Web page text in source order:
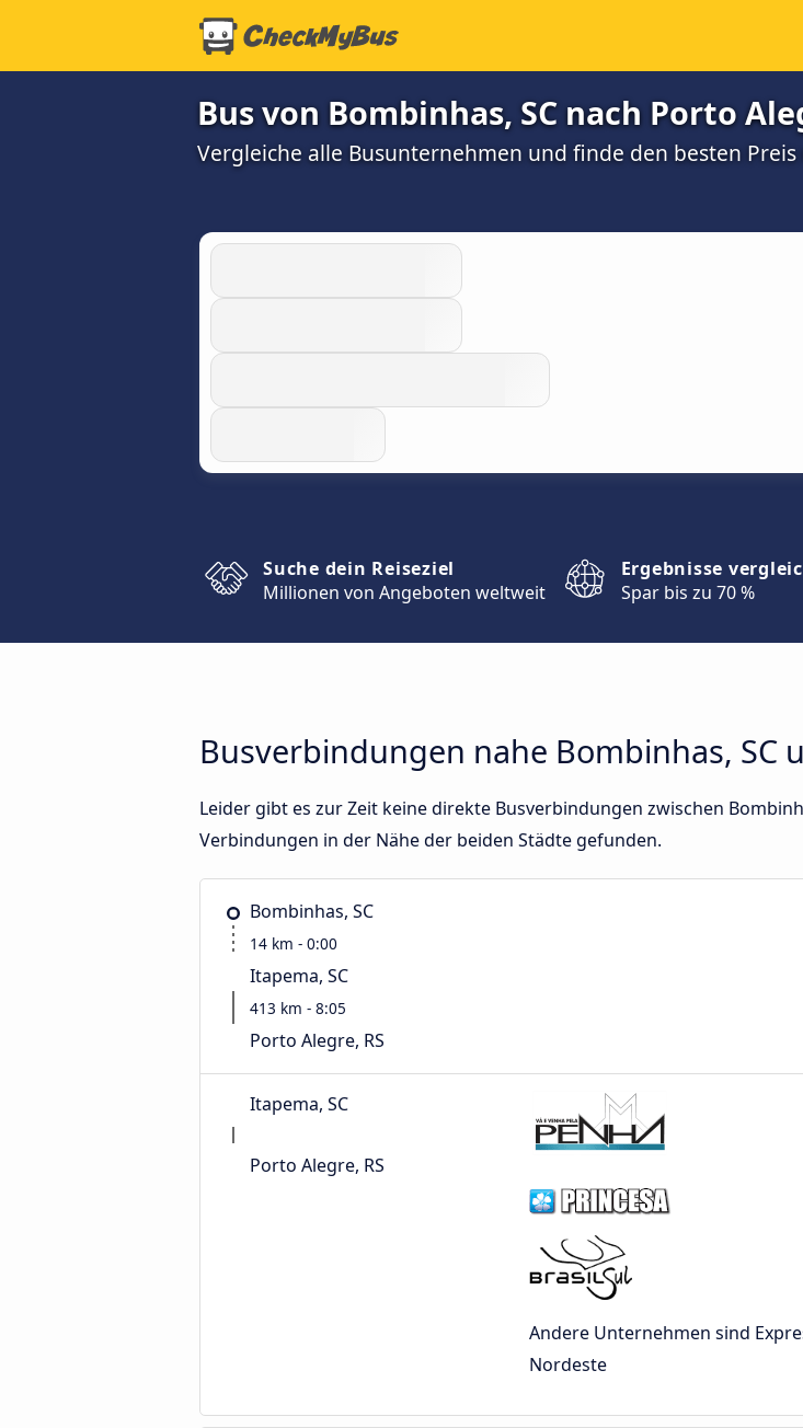
Bus von Bombinhas, SC nach Porto
Vergleiche alle Busunternehmen und finde den besten Preis
Suche dein Reiseziel
Millionen von Angeboten weltweit
Ergebnisse
Spar bis zu 70 %
Busverbindungen nahe Bombinhas, SC
Leider gibt es zur Zeit keine direkte Busverbindungen zwischen
Verbindungen in der Nähe der beiden Städte gefunden.
Bombinhas, SC
14 km - 0:00
Itapema, SC
413 km - 8:05
Porto Alegre, RS
Itapema, SC
Porto Alegre, RS
Andere Unternehmen sind
Nordeste